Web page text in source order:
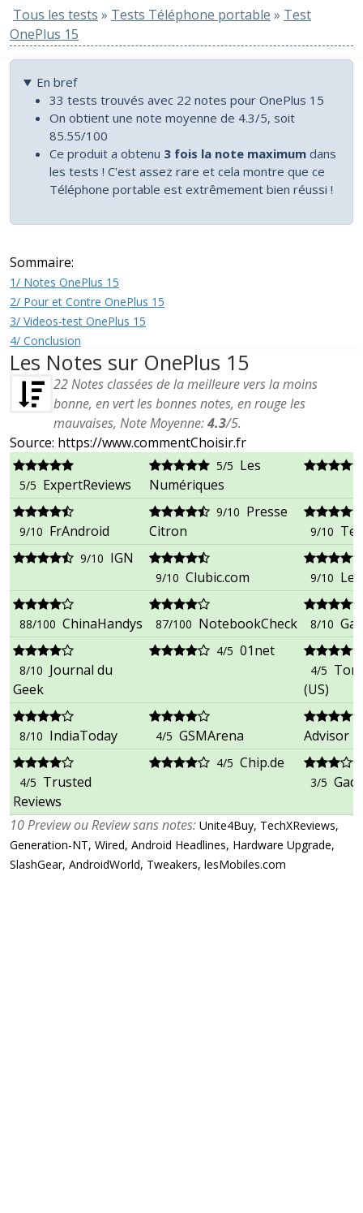
Tous les tests » Tests Téléphone portable » Test
OnePlus 15
En bref
33 tests trouvés avec 22 notes pour OnePlus 15
On obtient une note moyenne de 4.3/5, soit
85.55/100
Ce produit a obtenu 3 fois la note maximum dans
les tests ! C'est assez rare et cela montre que ce
Téléphone portable est extrêmement bien réussi !
Sommaire:
1/ Notes OnePlus 15
2/ Pour et Contre OnePlus 15
3/ Videos-test OnePlus 15
4/ Conclusion
Les Notes sur OnePlus 15
22Notes classées de la meilleure vers la moins
bonne, en vert les bonnes notes, en rouge les
mauvaises, Note Moyenne:4.3/5.
Source: https://www.commentChoisir.fr
5/5 ExpertReviews
5/5 Les
Numériques
9/10 FrAndroid
9/10 Presse
Citron
9/10
9/10 IGN
9/10 Clubic.com 9/10
88/100 ChinaHandys 87/100 NotebookCheck 8/10
8/10 Journal du
Geek
4/5 01net
4/5
(US)
8/10 IndiaToday 4/5 GSMArena Advisor
4/5 Trusted
Reviews
4/5 Chip.de
3/5
10 Preview ou Review sans notes: Unite4Buy, TechXReviews,
Generation-NT, Wired, Android Headlines, Hardware Upgrade,
SlashGear, AndroidWorld, Tweakers, lesMobiles.com